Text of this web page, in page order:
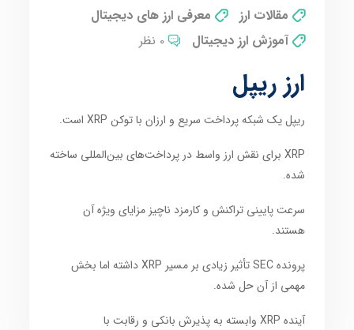
مقالات ارز
معرفی ارز های دیجیتال
آموزش ارز دیجیتال
0 نظر
ارز ریپل
ریپل یک شبکه پرداخت سریع و ارزان با توکن XRP است.
XRP برای نقش ارز واسط در پرداخت‌های بین‌المللی ساخته
شده.
سرعت پایینی تراکنش و کارمزد ناچیز مزایای ویژه آن
هستند.
پرونده SEC تأثیر زیادی بر مسیر XRP داشته اما بخش
مهمی از آن حل شده.
آینده XRP وابسته به پذیرش بانکی و رقابت با